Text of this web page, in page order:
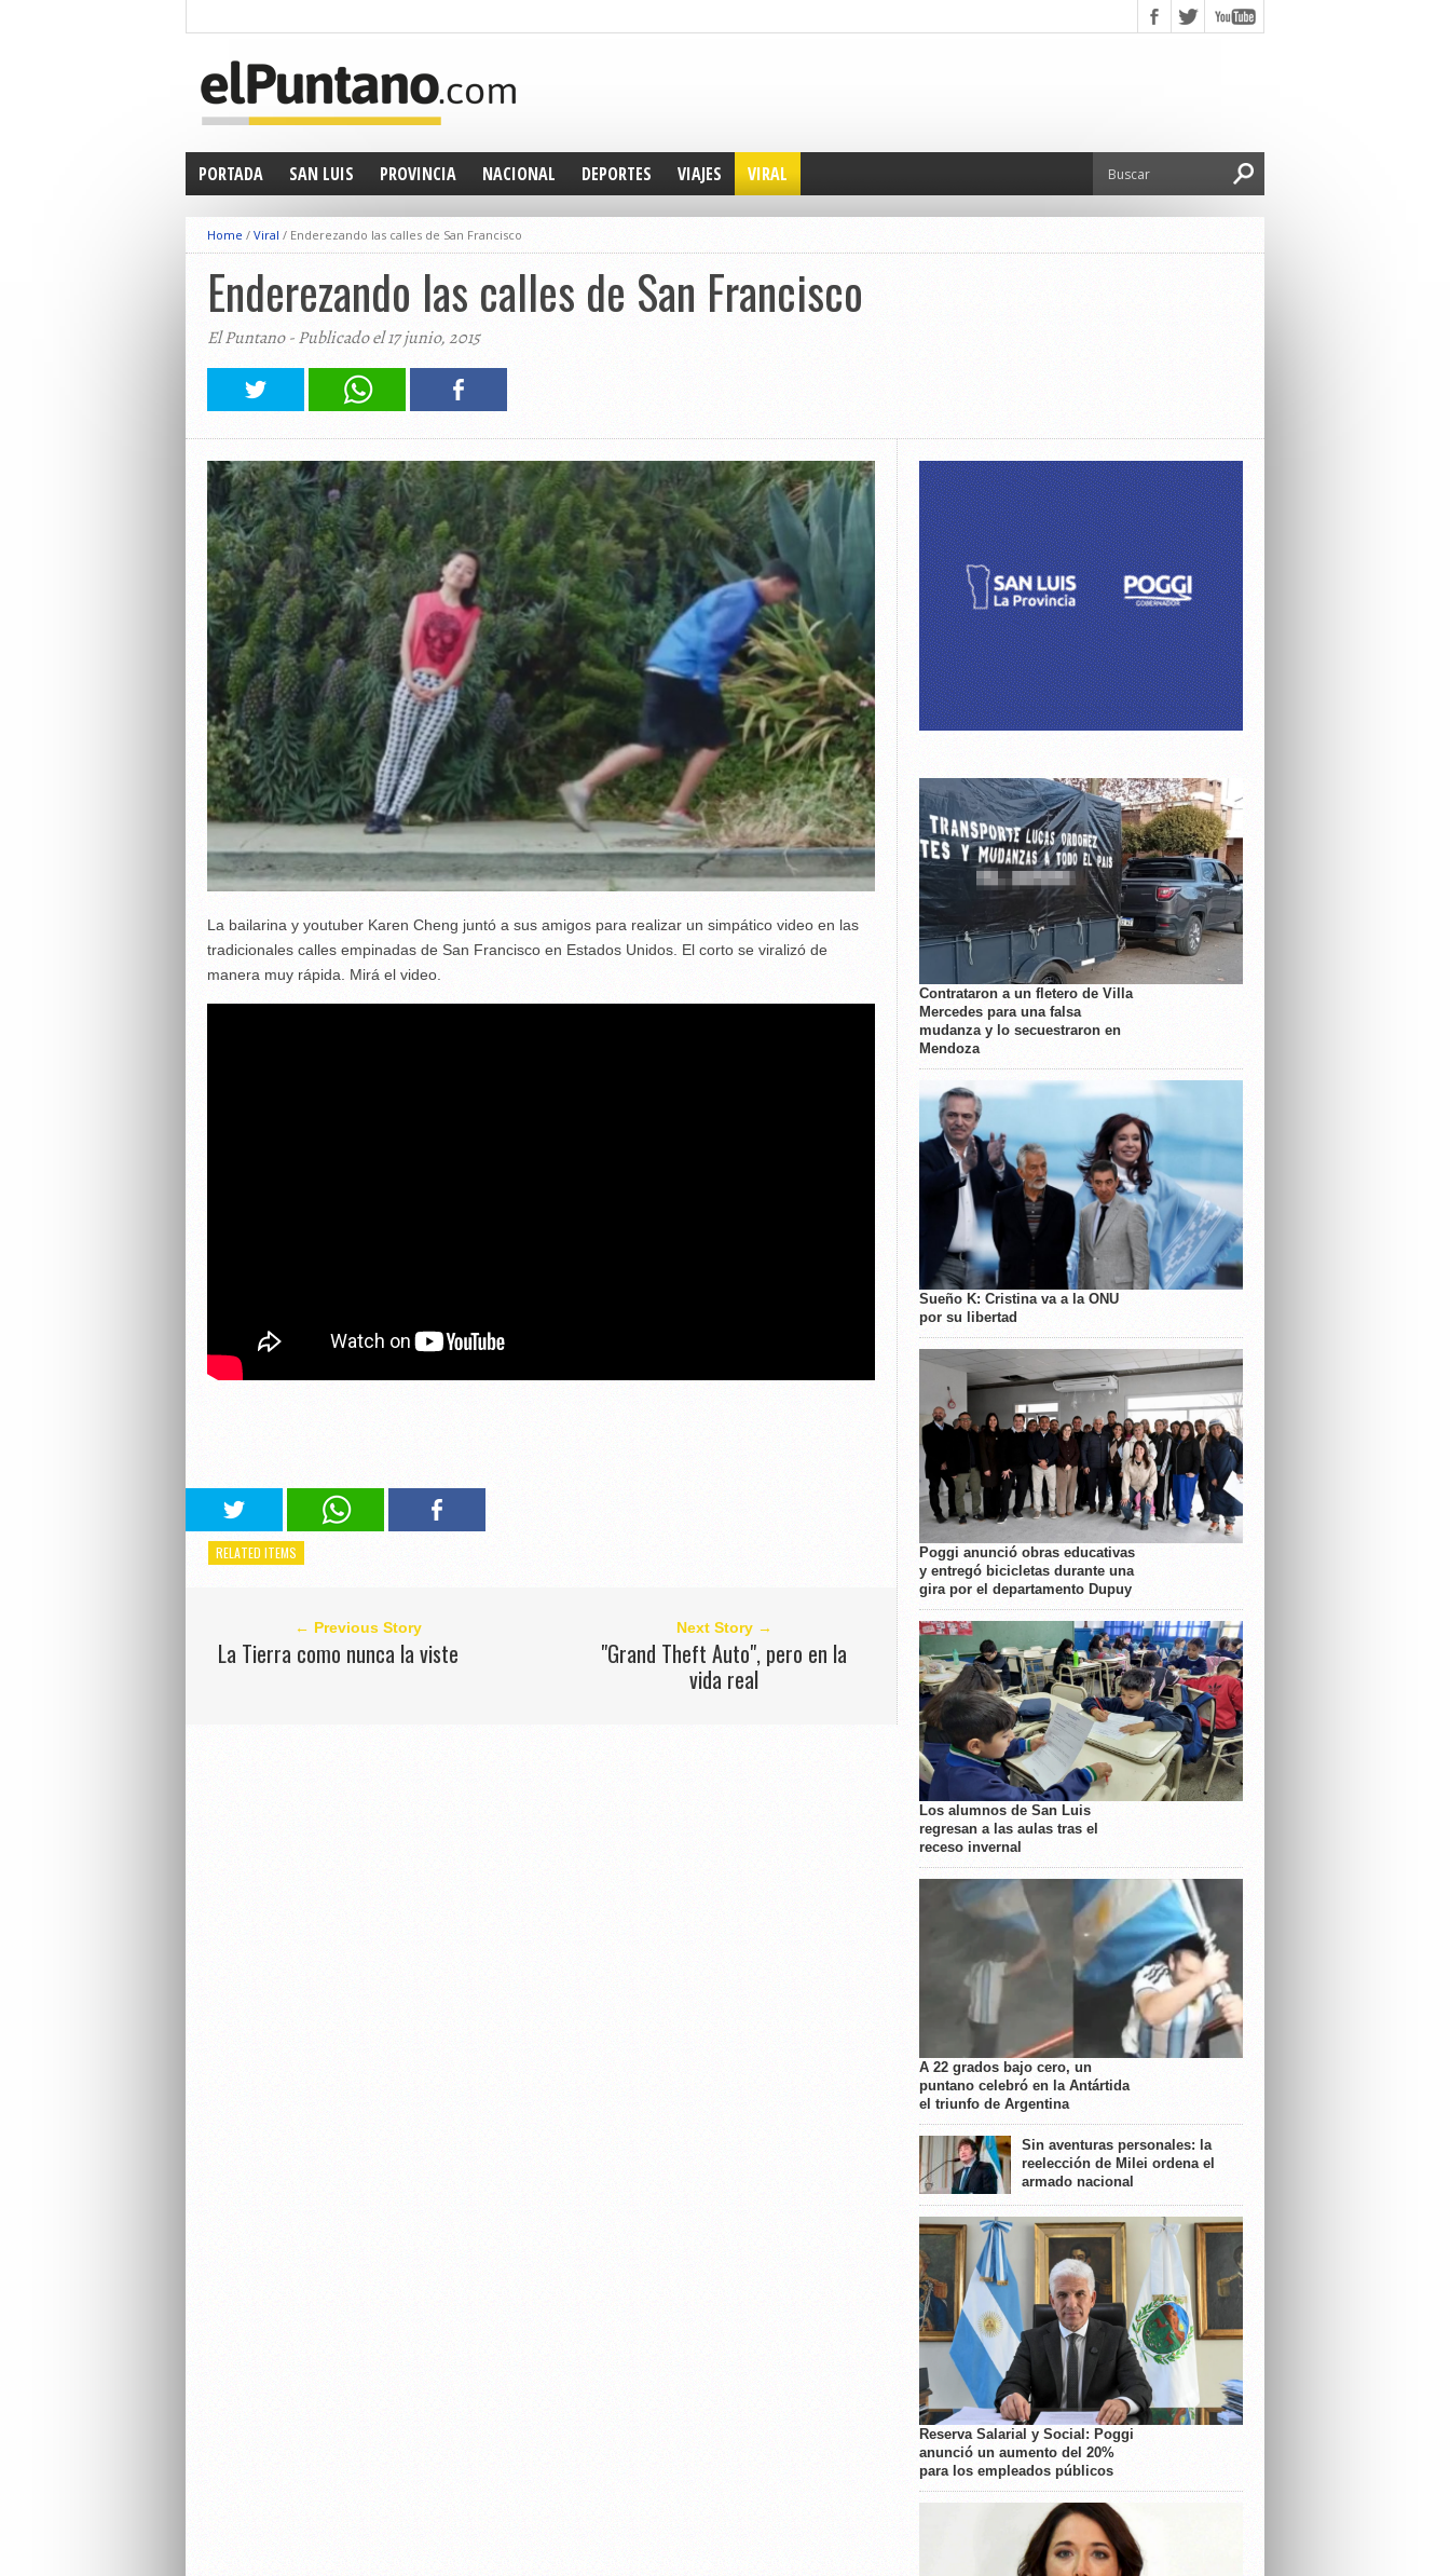
PORTADA SAN LUIS PROVINCIA NACIONAL DEPORTES VIAJES VIRAL
Home / Viral / Enderezando las calles de San Francisco
Enderezando las calles de San Francisco
El Puntano - Publicado el 17 junio, 2015
La bailarina y youtuber Karen Cheng juntó a sus amigos para realizar un simpático video en las
tradicionales calles empinadas de San Francisco en Estados Unidos. El corto se viralizó de
manera muy rápida. Mirá el video.
RELATED ITEMS
← Previous Story
La Tierra como nunca la viste
Next Story →
"Grand Theft Auto", pero en la
vida real
Contrataron a un fletero de Villa
Mercedes para una falsa
mudanza y lo secuestraron en
Mendoza
Sueño K: Cristina va a la ONU
por su libertad
Poggi anunció obras educativas
y entregó bicicletas durante una
gira por el departamento Dupuy
Los alumnos de San Luis
regresan a las aulas tras el
receso invernal
A 22 grados bajo cero, un
puntano celebró en la Antártida
el triunfo de Argentina
Sin aventuras personales: la
reelección de Milei ordena el
armado nacional
Reserva Salarial y Social: Poggi
anunció un aumento del 20%
para los empleados públicos